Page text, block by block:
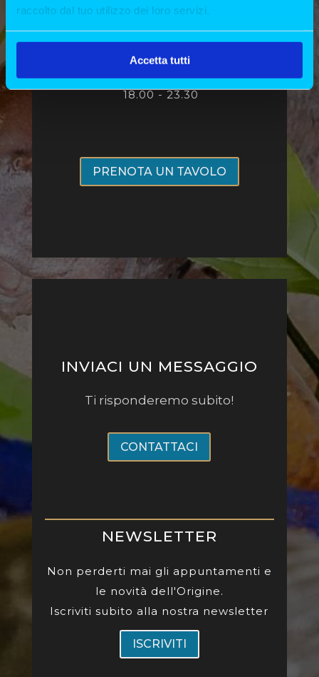
raccolto dal tuo utilizzo dei loro servizi.
Accetta tutti
LUNEDI- SABATO
7.30 - 15.00
18.00 - 23.30
PRENOTA UN TAVOLO
INVIACI UN MESSAGGIO
Ti risponderemo subito!
CONTATTACI
NEWSLETTER
Non perderti mai gli appuntamenti e
le novità dell'Origine.
Iscriviti subito alla nostra newsletter
ISCRIVITI